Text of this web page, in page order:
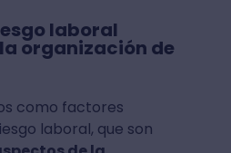
laboral
organización de
como factores
laboral, que son